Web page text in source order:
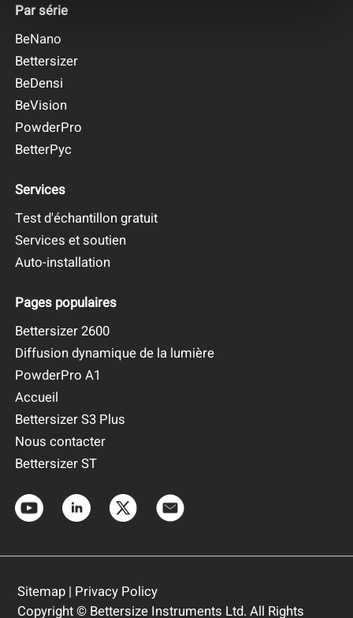
Par série
BeNano
Bettersizer
BeDensi
BeVision
PowderPro
BetterPyc
Services
Test d'échantillon gratuit
Services et soutien
Auto-installation
Pages populaires
Bettersizer 2600
Diffusion dynamique de la lumière
PowderPro A1
Accueil
Bettersizer S3 Plus
Nous contacter
Bettersizer ST
Sitemap| Privacy Policy
Copyright © Bettersize Instruments Ltd. All Rights